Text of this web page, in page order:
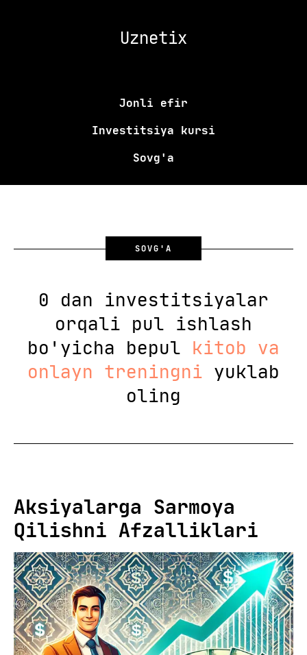
Uznetix
Jonli efir
Investitsiya kursi
Sovg'a
SOVG'A
0 dan investitsiyalar
orqali pul ishlash
bo'yicha bepul kitob va
onlayn treningni yuklab
oling
Aksiyalarga Sarmoya
Qilishni Afzalliklari